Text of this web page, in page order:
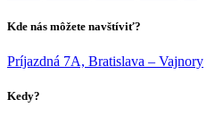
Kde nás môžete navštíviť?
Príjazdná 7A, Bratislava – Vajnory
Kedy?